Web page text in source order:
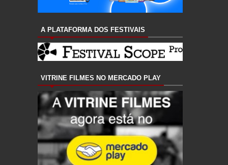
A PLATAFORMA DOS FESTIVAIS
VITRINE FILMES NO MERCADO PLAY